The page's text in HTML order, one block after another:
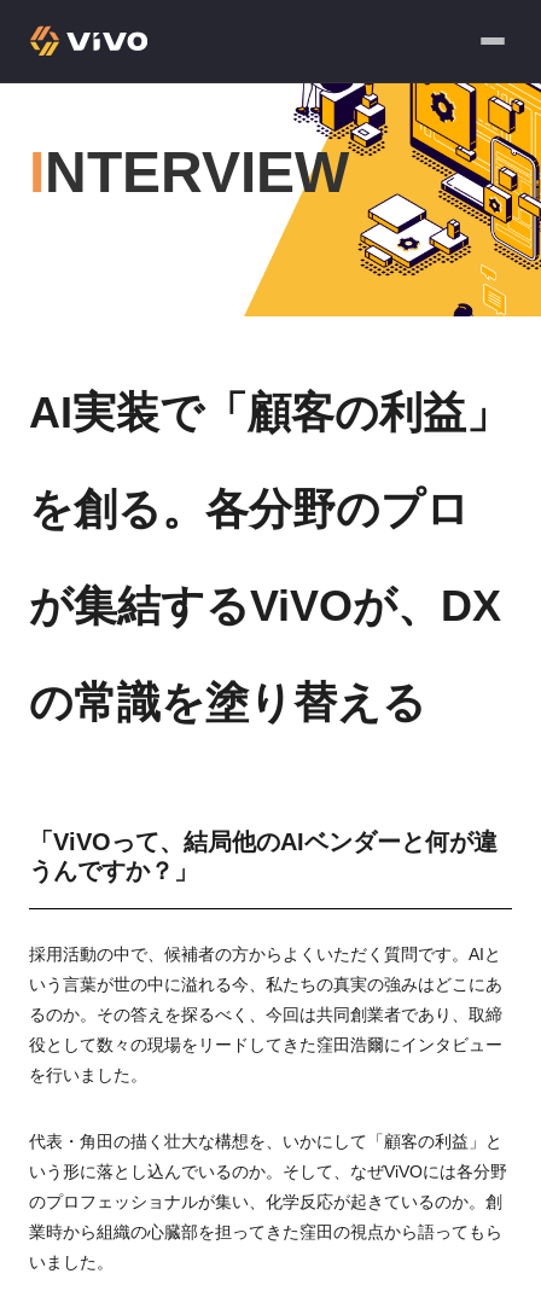
INTERVIEW
AI実装で「顧客の利益」
を創る。各分野のプロ
が集結するViVOが、DX
の常識を塗り替える
「ViVOって、結局他のAIベンダーと何が違
うんですか？」
採用活動の中で、候補者の方からよくいただく質問です。AIと
いう言葉が世の中に溢れる今、私たちの真実の強みはどこにあ
るのか。その答えを探るべく、今回は共同創業者であり、取締
役として数々の現場をリードしてきた窪田浩爾にインタビュー
を行いました。
代表・角田の描く壮大な構想を、いかにして「顧客の利益」と
いう形に落とし込んでいるのか。そして、なぜViVOには各分野
のプロフェッショナルが集い、化学反応が起きているのか。創
業時から組織の心臓部を担ってきた窪田の視点から語ってもら
いました。